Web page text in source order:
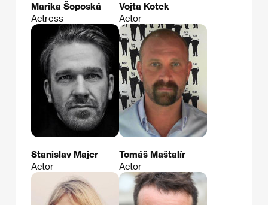
Marika Šoposká
Actress
Vojta Kotek
Actor
Stanislav Majer
Actor
Tomáš Maštalír
Actor